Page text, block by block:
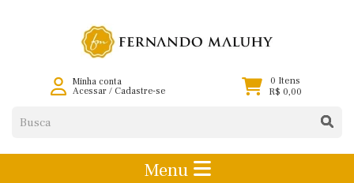
Minha conta
Acessar/ Cadastre-se
0 Itens
R$ 0,00
Menu